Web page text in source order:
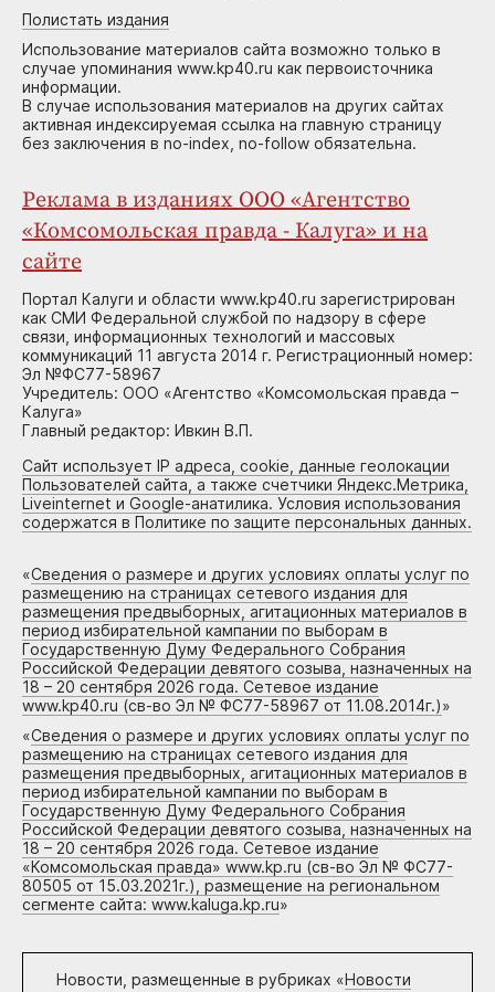
Полистать издания
Использование материалов сайта возможно только в
случае упоминания www.kp40.ru как первоисточника
информации.
В случае использования материалов на других сайтах
активная индексируемая ссылка на главную страницу
без заключения в no-index, no-follow обязательна.
Реклама в изданиях ООО «Агентство
«Комсомольская правда - Калуга» и на
сайте
Портал Калуги и области www.kp40.ru зарегистрирован
как СМИ Федеральной службой по надзору в сфере
связи, информационных технологий и массовых
коммуникаций 11 августа 2014 г. Регистрационный номер:
Эл №ФС77-58967
Учредитель: ООО «Агентство «Комсомольская правда –
Калуга»
Главный редактор: Ивкин В.П.
Сайт использует IP адреса, cookie, данные геолокации
Пользователей сайта, а также счетчики Яндекс.Метрика,
Liveinternet и Google-анатилика. Условия использования
содержатся в Политике по защите персональных данных.
«Сведения о размере и других условиях оплаты услуг по
размещению на страницах сетевого издания для
размещения предвыборных, агитационных материалов в
период избирательной кампании по выборам в
Государственную Думу Федерального Собрания
Российской Федерации девятого созыва, назначенных на
18 – 20 сентября 2026 года. Сетевое издание
www.kp40.ru (св-во Эл № ФС77-58967 от 11.08.2014г.)»
«Сведения о размере и других условиях оплаты услуг по
размещению на страницах сетевого издания для
размещения предвыборных, агитационных материалов в
период избирательной кампании по выборам в
Государственную Думу Федерального Собрания
Российской Федерации девятого созыва, назначенных на
18 – 20 сентября 2026 года. Сетевое издание
«Комсомольская правда» www.kp.ru (св-во Эл № ФС77-
80505 от 15.03.2021г.), размещение на региональном
сегменте сайта: www.kaluga.kp.ru»
Новости, размещенные в рубриках «Новости